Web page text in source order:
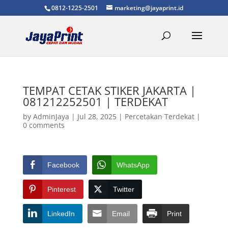
0812-1225-2501 marketing@jayaprint.id
TEMPAT CETAK STIKER JAKARTA |
081212252501 | TERDEKAT
by AdminJaya | Jul 28, 2025| Percetakan Terdekat|
0 comments
Facebook WhatsApp
Pinterest Twitter
LinkedIn Email Print